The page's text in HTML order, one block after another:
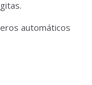
automáticos